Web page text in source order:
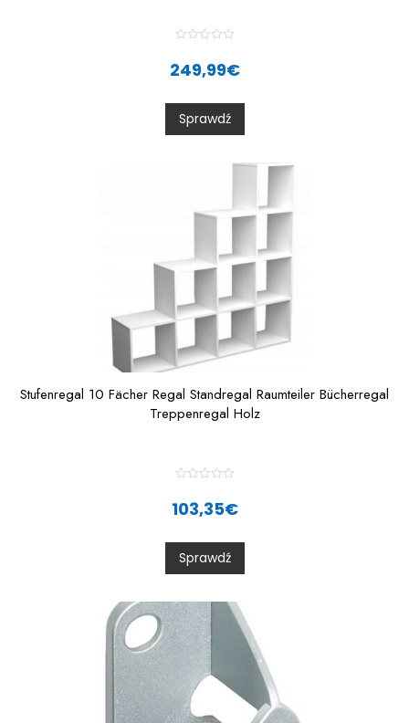
t
0
o
t
249,99€
Sprawdź
Stufenregal 10 Fächer Regal Standregal Raumteiler Bücherregal
Treppenregal Holz
0
o
t
5
103,35€
Sprawdź